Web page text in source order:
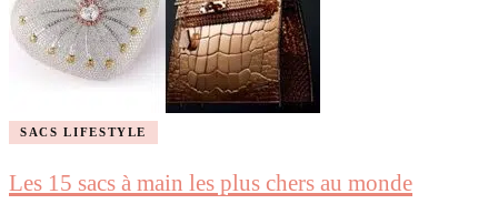
SACS LIFESTYLE
Les 15 sacs à main les plus chers au monde